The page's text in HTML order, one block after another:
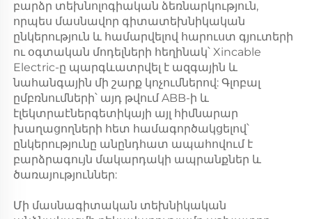
բարձր տեխնոլոգիական ձեռնարկություն,
որպես մասնավոր գիտատեխնիկական
ընկերություն և համարվելով հարուստ գյուտերի
ու օգտական մոդելների հեղինակ՝ Xincable
Electric-ը պարգևատրվել է ազգային և
նահանգային մի շարք կոչումներով: Գլոբալ
ըմբռնումների՝ այդ թվում ABB-ի և
էլեկտրաէներգետիկայի այլ հիմնարար
խաղացողների հետ համագործակցելով՝
ընկերությունը անընդհատ ապահովում է
բարձրագույն մակարդակի ապրանքներ և
ծառայություններ:
Մի մասնագիտական տեխնիկական